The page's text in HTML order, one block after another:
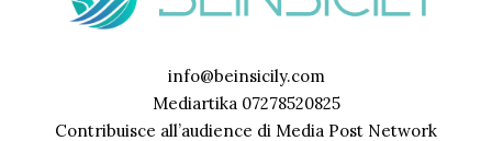
info@beinsicily.com
Mediartika 07278520825
Contribuisce all’audience di Media Post Network